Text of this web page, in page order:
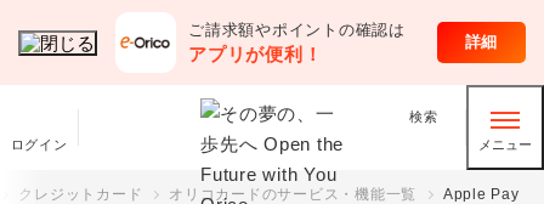
ご請求額やポイントの確認は
アプリが便利！
詳細
ログイン
検索
メニュー
クレジットカード
クレジットカード オリコカードのサービス・機能一覧 Apple Pay